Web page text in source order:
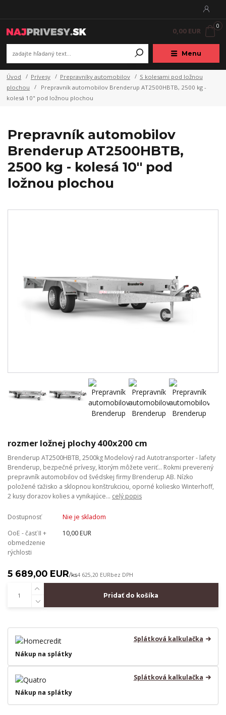
Menu
0
0,00 EUR
Úvod Prívesy Prepravníky automobilov
S kolesami pod ložnou
plochou
Prepravník automobilov Brenderup AT2500HBTB, 2500 kg -
kolesá 10" pod ložnou plochou
Prepravník automobilov
Brenderup AT2500HBTB,
2500 kg - kolesá 10" pod
ložnou plochou
rozmer ložnej plochy 400x200 cm
Brenderup AT2500HBTB, 2500kg Modelový rad Autotransporter - lafety
Brenderup, bezpečné prívesy, ktorým môžete veriť... Rokmi preverený
prepravník automobilov od švédskej firmy Brenderup AB. Nízko
položené ťažisko a sklopnou konštrukciou, oporné koliesko Winterhoff,
2 kusy dorazov kolies a vynikajúce... celý popis
Dostupnosť
Nie je skladom
OoE - časť II +
obmedzenie
rýchlosti
10,00 EUR
5 689,00 EUR/ks4 625,20 EURbez DPH
Pridať do košíka
Splátková kalkulačka
Nákup na splátky
Splátková kalkulačka
Nákup na splátky